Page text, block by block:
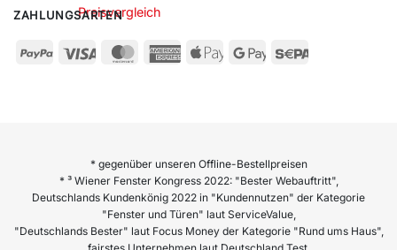
ZAHLUNGSARTEN
* gegenüber unseren Offline-Bestellpreisen
* ³ Wiener Fenster Kongress 2022: "Bester Webauftritt",
Deutschlands Kundenkönig 2022 in "Kundennutzen" der Kategorie
"Fenster und Türen" laut ServiceValue,
"Deutschlands Bester" laut Focus Money der Kategorie "Rund ums Haus",